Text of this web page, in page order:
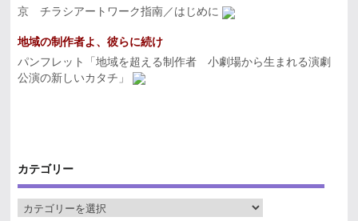
京 チラシアートワーク指南／はじめに
地域の制作者よ、彼らに続け
パンフレット「地域を超える制作者 小劇場から生まれる演劇
公演の新しいカタチ」
カテゴリー